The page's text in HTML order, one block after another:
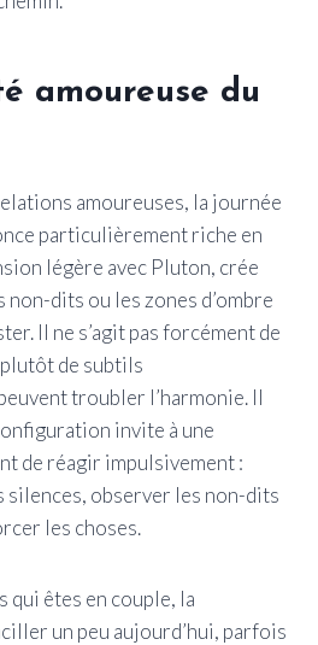
amoureuse du
amoureuses, la journée
particulièrement riche en
légère avec Pluton, crée
non-dits ou les zones d’ombre
Il ne s’agit pas forcément de
de subtils
troubler l’harmonie. Il
invite à une
de réagir impulsivement :
silences, observer les non-dits
les choses.
qui êtes en couple, la
un peu aujourd’hui, parfois